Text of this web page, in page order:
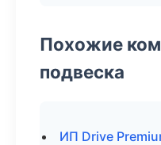
Похожие
подвеска
ИП Drive